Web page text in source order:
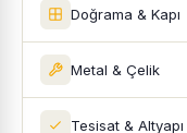
Doğrama & Kapı
Metal & Çelik
Tesisat & Altyapı